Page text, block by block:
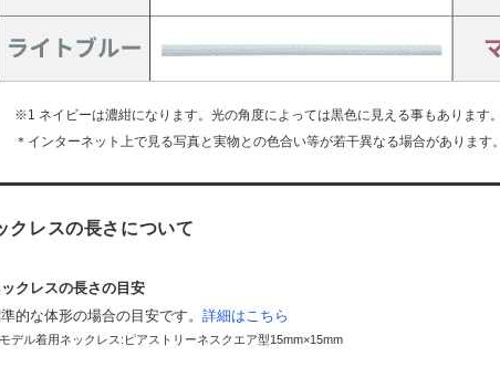
※1 ネイビーは濃紺になります。光の角度によっては黒色に見える事もあります。
＊インターネット上で見る写真と実物との色合い等が若干異なる場合があります。
クレスの長さについて
クレスの長さの目安
的な体形の場合の目安です。 詳細はこちら
デル着用ネックレス:ピアストリーネスクエア型15mm×15mm